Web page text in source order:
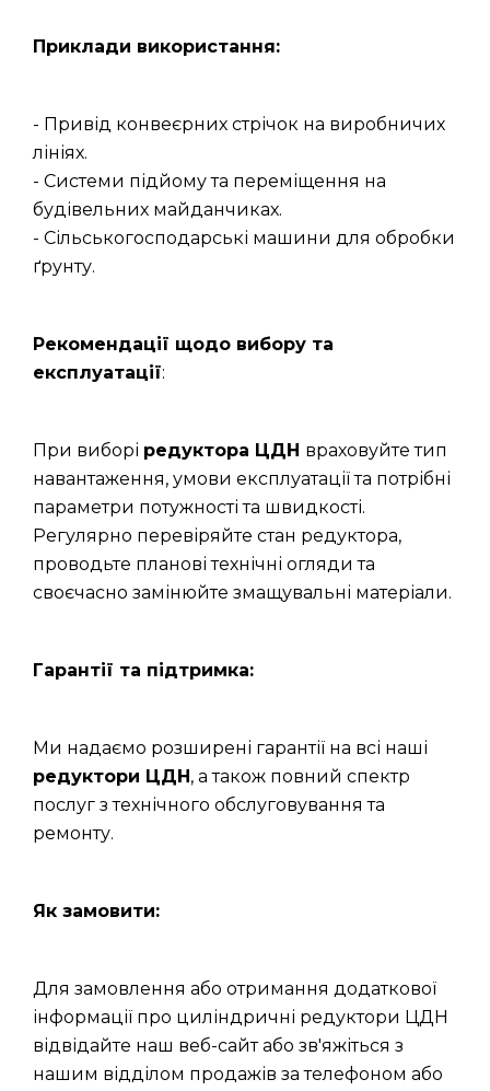
Приклади використання:
- Привід конвеєрних стрічок на виробничих
лініях.
- Системи підйому та переміщення на
будівельних майданчиках.
- Сільськогосподарські машини для обробки
ґрунту.
Рекомендації щодо вибору та
експлуатації:
При виборі редуктора ЦДН враховуйте тип
навантаження, умови експлуатації та потрібні
параметри потужності та швидкості.
Регулярно перевіряйте стан редуктора,
проводьте планові технічні огляди та
своєчасно замінюйте змащувальні матеріали.
Гарантії та підтримка:
Ми надаємо розширені гарантії на всі наші
редуктори ЦДН, а також повний спектр
послуг з технічного обслуговування та
ремонту.
Як замовити:
Для замовлення або отримання додаткової
інформації про циліндричні редуктори ЦДН
відвідайте наш веб-сайт або зв'яжіться з
нашим відділом продажів за телефоном або